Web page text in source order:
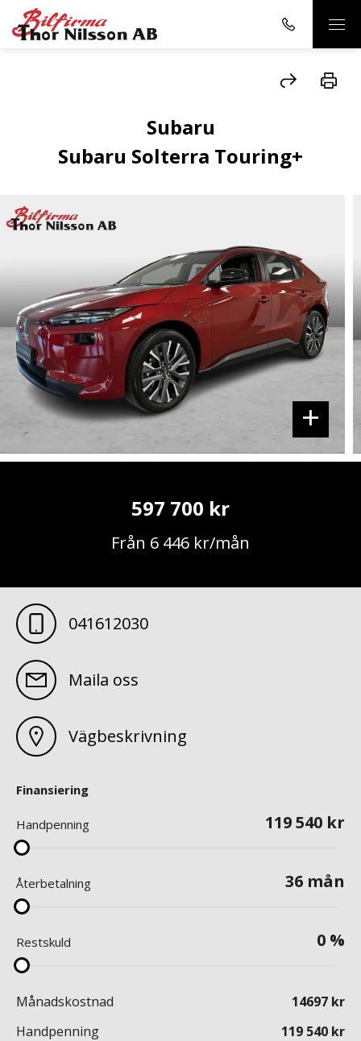
Subaru
Subaru Solterra Touring+
+
597 700 kr
Från 6 446 kr/mån
041612030
Maila oss
Vägbeskrivning
Finansiering
Handpenning 119 540 kr
Återbetalning 36 mån
Restskuld 0 %
Månadskostnad 14697 kr
Handpenning
119 540 kr